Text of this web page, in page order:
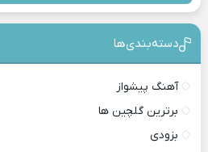
دسته‌بندی‎‌‌ها
آهنگ پیشواز
برترین گلچین ها
بزودی